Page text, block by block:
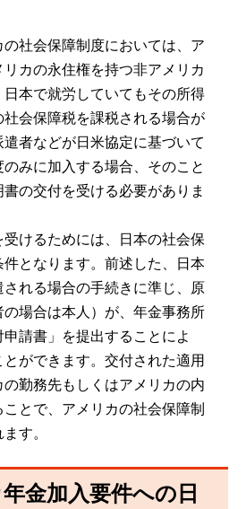
社会保障制度においては、ア
リカの永住権を持つ非アメリカ
日本で就労していてもその所得
会保障税を課税される場合が
者などが日米協定に基づいて
みに加入する場合、そのこと
の交付を受ける必要がありま
けるためには、日本の社会保
となります。前述した、日本
れる場合の手続きに準じ、原
場合は本人）が、年金事務所
請書」を提出することによ
ができます。交付された適用
勤務先もしくはアメリカの内
とで、アメリカの社会保障制
す。
金加入要件への日